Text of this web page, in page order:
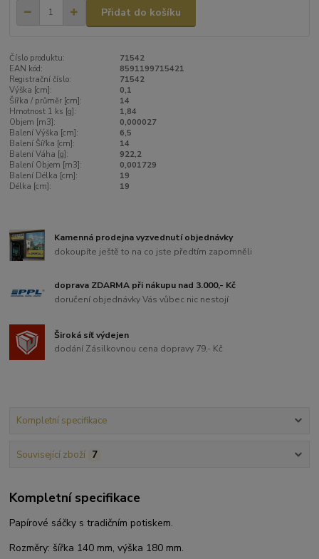
Přidat do košíku
Číslo produktu:
71542
EAN kód:
8591199715421
Registrační číslo:
71542
Výška [cm]:
0,1
Šířka / průměr [cm]:
14
Hmotnost 1 ks [g]:
1,84
Objem [m3]:
0,000027
Balení Výška [cm]:
6,5
Balení Šířka [cm]:
14
Balení Váha [g]:
922,2
Balení Objem [m3]:
0,001729
Balení Délka [cm]:
19
Délka [cm]:
19
Kamenná prodejna vyzvednutí objednávky
dokoupíte ještě to na co jste předtím zapomněli
doprava ZDARMA při nákupu nad 3.000,- Kč
doručení objednávky Vás vůbec nic nestojí
Široká síť výdejen
dodání Zásilkovnou cena dopravy 79,- Kč
Kompletní specifikace
Související zboží 7
Kompletní specifikace
Papírové sáčky s tradičním potiskem.
Rozměry: šířka 140 mm, výška 180 mm.